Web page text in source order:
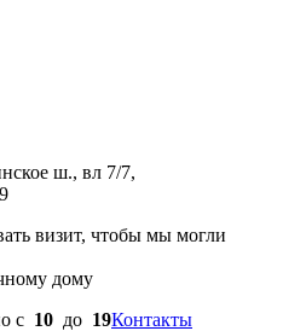
ш., вл 7/7,
визит, чтобы мы могли
дому
с 10 до 19Контакты